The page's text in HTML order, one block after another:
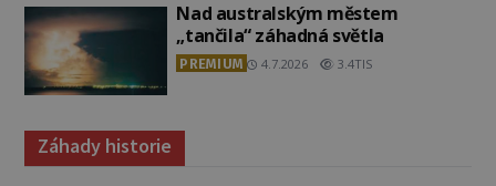
Nad australským městem
„tančila“ záhadná světla
PREMIUM 4.7.2026 3.4TIS
Záhady historie